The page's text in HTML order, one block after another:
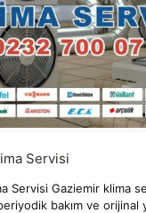
Servisi
Servisi Gaziemir klima
bakım ve orijinal